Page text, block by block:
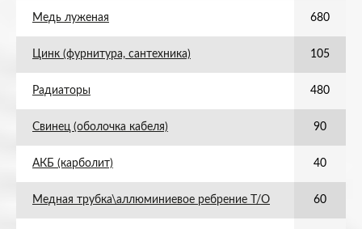
Медь луженая 680
Цинк (фурнитура, сантехника) 105
Радиаторы 480
Свинец (оболочка кабеля) 90
АКБ (карболит) 40
Медная трубка\аллюминиевое ребрение Т/О 60